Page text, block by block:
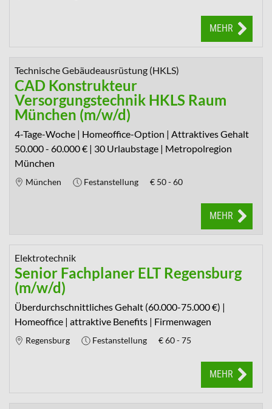
MEHR
Technische Gebäudeausrüstung (HKLS)
CAD Konstrukteur
Versorgungstechnik HKLS Raum
München (m/w/d)
4-Tage-Woche | Homeoffice-Option | Attraktives Gehalt
50.000 - 60.000 € | 30 Urlaubstage | Metropolregion
München
München Festanstellung € 50 - 60
MEHR
Elektrotechnik
Senior Fachplaner ELT Regensburg
(m/w/d)
Überdurchschnittliches Gehalt (60.000-75.000 €) |
Homeoffice | attraktive Benefits | Firmenwagen
Regensburg Festanstellung €60 - 75
MEHR